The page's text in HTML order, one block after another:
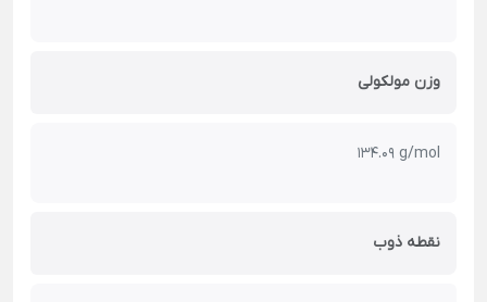
وزن مولکولی
134.09 g/mol
نقطه ذوب